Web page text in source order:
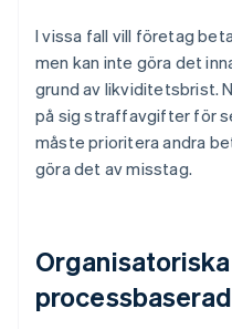
I vissa fall vill företag
men kan inte göra det
grund av likviditetsbrist.
på sig straffavgifter för
måste prioritera andra
göra det av misstag.